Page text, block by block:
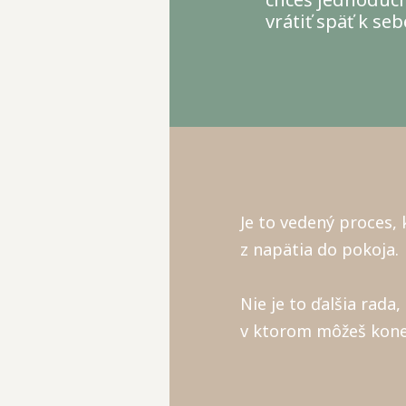
vrátiť späť k
Je to vedený
z napätia do pokoja.
Nie je to ďalšia
v ktorom môžeš